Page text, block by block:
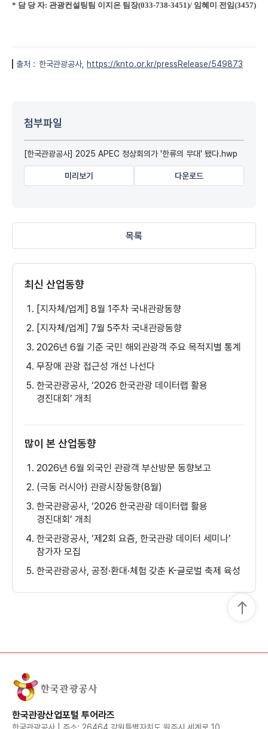
* 담 당 자: 관광컨설팅팀 이지은 팀장(033-738-3451)/ 임혜미 전임(3457)
출처 : 한국관광공사, https://knto.or.kr/pressRelease/549873
첨부파일
[한국관광공사] 2025 APEC 정상회의가 '한류의 무대' 됐다.hwp
미리보기 다운로드
목록
최신 산업동향
[지자체/업계] 8월 1주차 국내관광동향
[지자체/업계] 7월 5주차 국내관광동향
2026년 6월 기준 국민 해외관광객 주요 목적지별 통계
무장애 관광 접근성 개선 나선다
한국관광공사, ‘2026 한국관광 데이터랩 활용
경진대회’ 개최
많이 본 산업동향
2026년 6월 외국인 관광객 부산방문 동향보고
(극동 러시아) 관광시장동향(8월)
한국관광공사, ‘2026 한국관광 데이터랩 활용
경진대회’ 개최
한국관광공사, ‘제2회 요즘, 한국관광 데이터 세미나’
참가자 모집
한국관광공사, 공정·환대·체험 갖춘 K-글로벌 축제 육성
한국관광산업포털 투어라즈